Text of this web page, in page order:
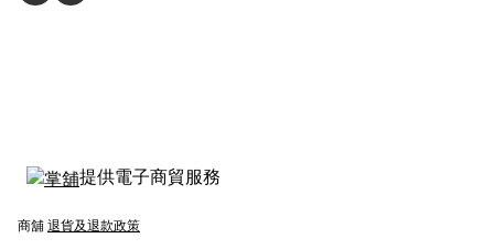
提供電子商貿服務
商舖 退貨及退款政策